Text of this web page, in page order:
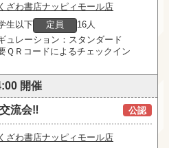
ざわ書店ナッピィモール店
生以下 定員
16人
ュレーション：スタンダード
ＱＲコードによるチェックイン
開催
流会‼ 公認
ざわ書店ナッピィモール店